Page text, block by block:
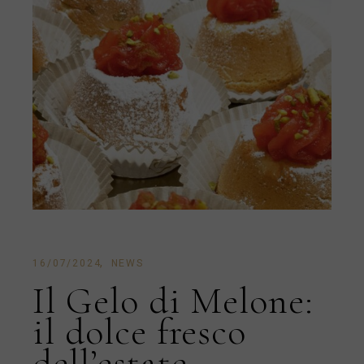
16/07/2024 NEWS
Il Gelo di Melone:
il dolce fresco